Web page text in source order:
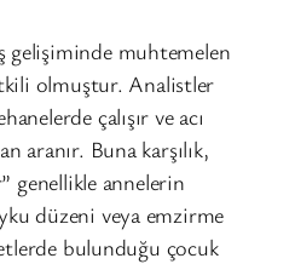
gelişiminde muhtemelen
olmuştur. Analistler
çalışır ve acı
aranır. Buna karşılık,
genellikle annelerin
düzeni veya emzirme
bulunduğu çocuk